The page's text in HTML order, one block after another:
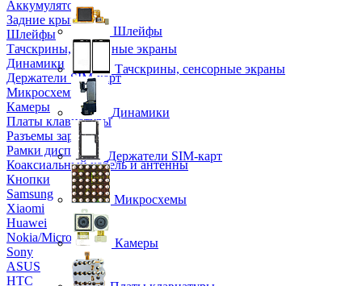
Аккумуляторы
Задние крышки
Шлейфы
Тачскрины, сенсорные экраны
Динамики
Держатели SIM-карт
Микросхемы
Камеры
Платы клавиатуры
Разъемы зарядки
Рамки дисплея
Коаксиальный кабель и антенны
Кнопки
Samsung
Xiaomi
Huawei
Nokia/Microsoft
Sony
ASUS
HTC
Шлейфы
Тачскрины, сенсорные экраны
Динамики
Держатели SIM-карт
Микросхемы
Камеры